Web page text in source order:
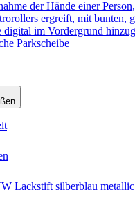
Parkscheibe
Lackstift silberblau metallic